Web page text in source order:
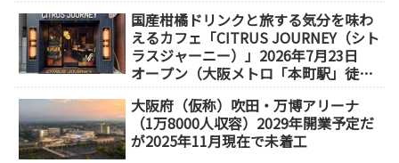
国産柑橘ドリンクと旅する気分を味わ
えるカフェ「CITRUS JOURNEY（シト
ラスジャーニー）」2026年7月23日
オープン（大阪メトロ「本町駅」徒歩
大阪府（仮称）吹田・万博アリーナ
（1万8000人収容）2029年開業予定だ
が2025年11月現在で未着工